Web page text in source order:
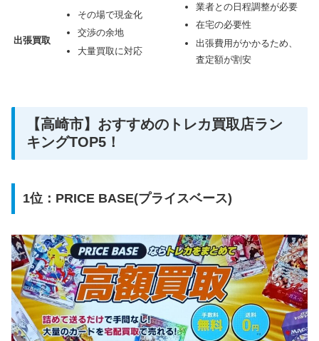
出張買取
その場で現金化
交渉の余地
大量買取に対応
業者との日程調整が必要
在宅の必要性
出張費用がかかるため、
査定額が割安
【高崎市】おすすめのトレカ買取店ラン
キングTOP5！
1位：PRICE BASE(プライスベース)